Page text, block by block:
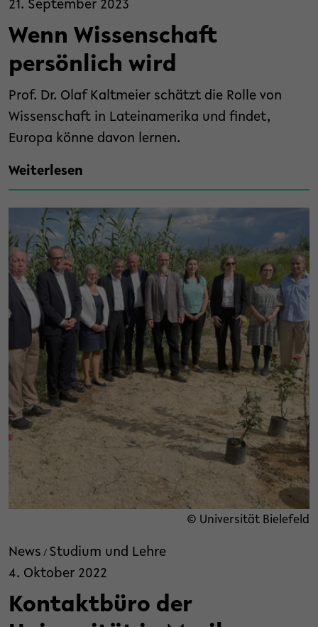
21. September 2023
Wenn Wissenschaft
persönlich wird
Prof. Dr. Olaf Kaltmeier schätzt die Rolle von
Wissenschaft in Lateinamerika und findet,
Europa könne davon lernen.
Weiterlesen
© Universität Bielefeld
News / Studium und Lehre
4. Oktober 2022
Kontaktbüro der